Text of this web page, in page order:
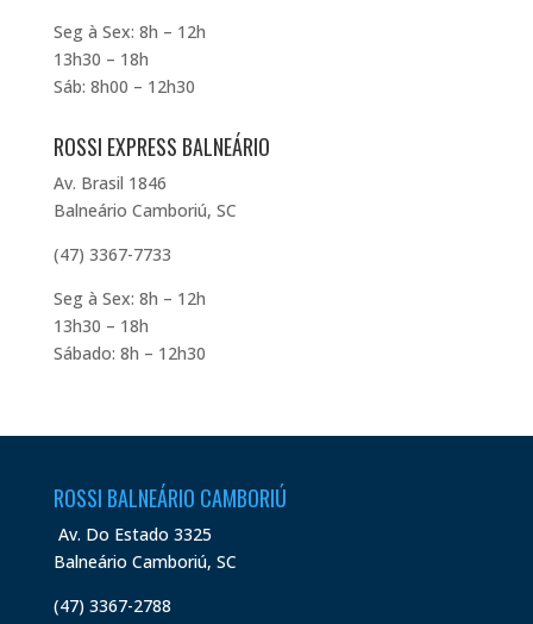
Seg à Sex: 8h – 12h
13h30 – 18h
Sáb: 8h00 – 12h30
ROSSI EXPRESS BALNEÁRIO
Av. Brasil 1846
Balneário Camboriú, SC
(47) 3367-7733
Seg à Sex: 8h – 12h
13h30 – 18h
Sábado: 8h – 12h30
ROSSI BALNEÁRIO CAMBORIÚ
Av. Do Estado 3325
Balneário Camboriú, SC
(47) 3367-2788